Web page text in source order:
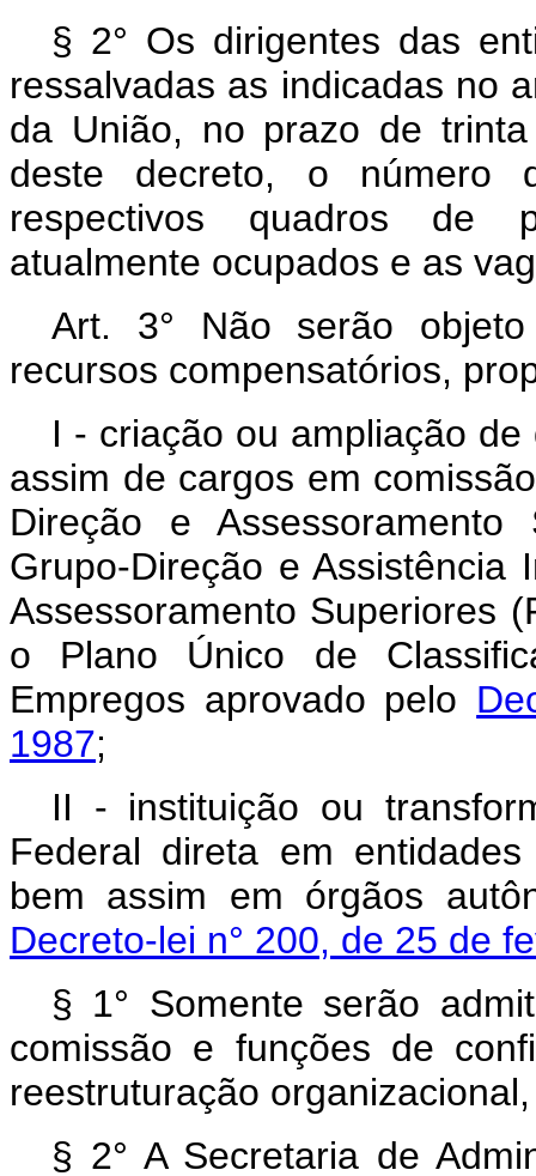
§ 2° Os dirigentes das
ressalvadas as indicadas no
da União, no prazo de
deste decreto, o número
respectivos quadros de
atualmente ocupados e as
Art.
3° Não serão
recursos compensatórios,
I - criação ou ampliação
assim de cargos em
Direção e
Grupo-Direção e Assistência
Assessoramento Superiores
o Plano Único de
Empregos aprovado pelo
1987;
II - instituição ou
Federal direta em
bem assim em órgãos
Decreto-lei n° 200, de 25 de
§ 1° Somente serão
comissão e funções de
reestruturação
§ 2° A Secretaria de